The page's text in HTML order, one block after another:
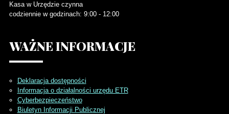
Kasa w Urzędzie czynna
codziennie w godzinach: 9:00 - 12:00
WAŻNEINFORMACJE
Deklaracja dostępności
Informacja o działalności urzędu ETR
Cyberbezpieczeństwo
Biuletyn Informacji Publicznej